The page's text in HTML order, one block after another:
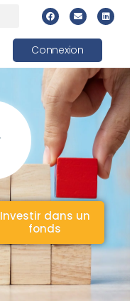
Connexion
Investir dans un
fonds